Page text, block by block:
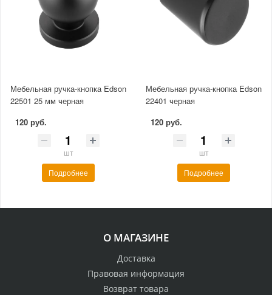
Мебельная ручка-кнопка Edson
22501 25 мм черная
120 руб.
шт
Подробнее
Мебельная ручка-кнопка Edson
22401 черная
120 руб.
шт
Подробнее
О МАГАЗИНЕ
Доставка
Правовая информация
Возврат товара